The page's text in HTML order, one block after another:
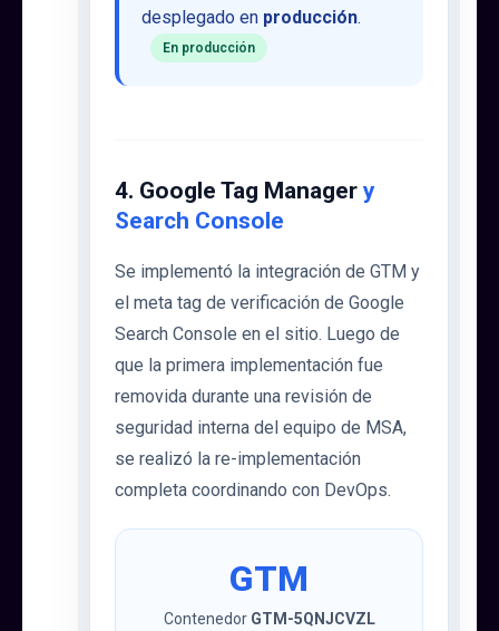
desplegado en producción.
En producción
4. Google Tag Manager y
Search Console
Se implementó la integración de GTM y
el meta tag de verificación de Google
Search Console en el sitio. Luego de
que la primera implementación fue
removida durante una revisión de
seguridad interna del equipo de MSA,
se realizó la re-implementación
completa coordinando con DevOps.
GTM
Contenedor GTM-5QNJCVZL